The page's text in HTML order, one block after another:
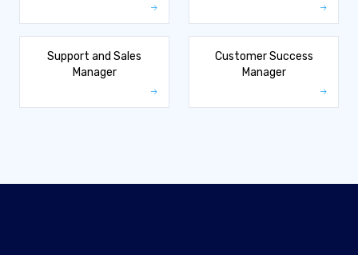
Support and Sales
Manager
Customer Success
Manager